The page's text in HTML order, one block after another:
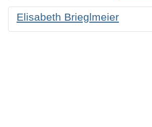
Elisabeth Brieglmeier